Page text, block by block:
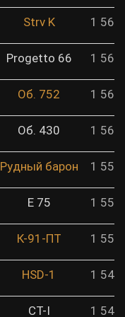
Strv K 1
Progetto 66 1
Об. 752 1
Об. 430 1
Рудный барон 1
E 75 1
К-91-ПТ 1
HSD-1 1
СТ-I 1